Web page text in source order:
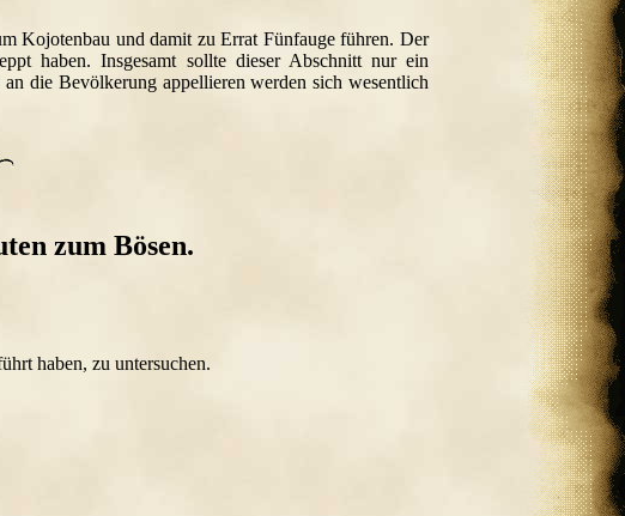
Kojotenbau und damit zu Errat Fünfauge führen. Der
haben. Insgesamt sollte dieser Abschnitt nur ein
die Bevölkerung appellieren werden sich wesentlich
zum Bösen.
haben, zu untersuchen.